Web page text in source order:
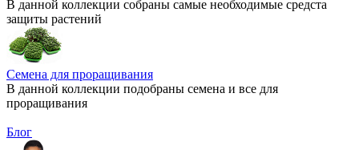
В данной коллекции собраны самые необходимые средста
защиты растений
Семена для проращивания
В данной коллекции подобраны семена и все для
проращивания
Блог